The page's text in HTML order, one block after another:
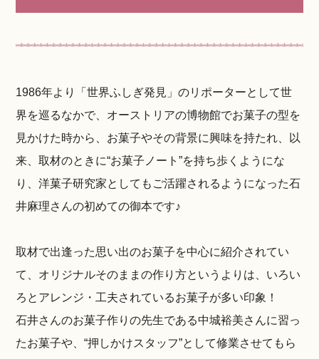
1986年より「世界ふしぎ発見」のリポーターとして世
界を巡るなかで、オーストリアの博物館でお菓子の型を
見かけた時から、お菓子やその背景に興味を持たれ、以
来、取材のときに“お菓子ノート”を持ち歩くようにな
り、洋菓子研究家としてもご活躍されるようになった石
井麻理さんの初めての御本です♪
取材で出逢った思い出のお菓子を中心に紹介されてい
て、オリジナルそのままの作り方というよりは、いろい
ろとアレンジ・工夫されているお菓子が多い印象！
石井さんのお菓子作りの先生である中城裕美さんに習っ
たお菓子や、“押しかけスタッフ”として修業させてもら